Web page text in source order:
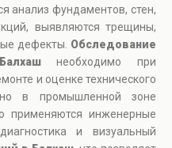
анализ фундаментов, стен,
выявляются трещины,
дефекты. Обследование
необходимо при
и оценке технического
в промышленной зоне
применяются инженерные
и визуальный